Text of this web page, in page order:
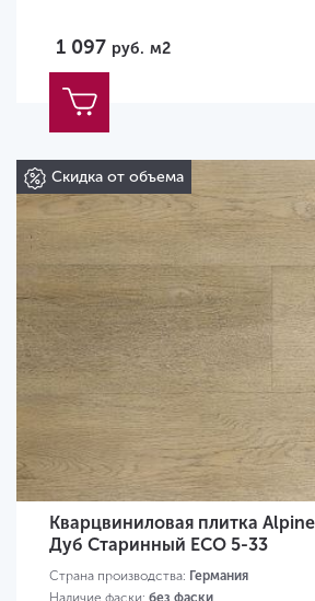
1 097 руб. м2
Скидка от объема
Кварцвиниловая плитка
Дуб Старинный ЕСО 5-33
Страна производства: Германия
Наличие фаски: без фаски